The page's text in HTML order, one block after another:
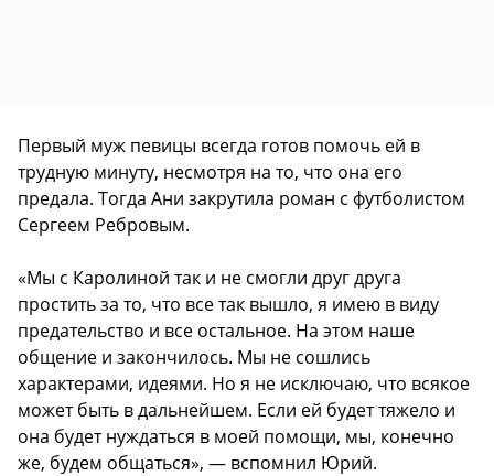
Первый муж певицы всегда готов помочь ей в
трудную минуту, несмотря на то, что она его
предала. Тогда Ани закрутила роман с футболистом
Сергеем Ребровым.
«Мы с Каролиной так и не смогли друг друга
простить за то, что все так вышло, я имею в виду
предательство и все остальное. На этом наше
общение и закончилось. Мы не сошлись
характерами, идеями. Но я не исключаю, что всякое
может быть в дальнейшем. Если ей будет тяжело и
она будет нуждаться в моей помощи, мы, конечно
же, будем общаться», — вспомнил Юрий.